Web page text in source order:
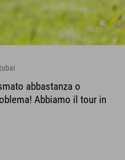
abbastanza o
Abbiamo il tour in